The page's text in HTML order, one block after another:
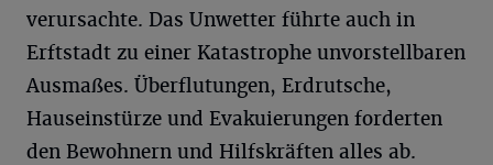
verursachte. Das Unwetter führte auch in
Erftstadt zu einer Katastrophe unvorstellbaren
Ausmaßes. Überflutungen, Erdrutsche,
Hauseinstürze und Evakuierungen forderten
den Bewohnern und Hilfskräften alles ab.